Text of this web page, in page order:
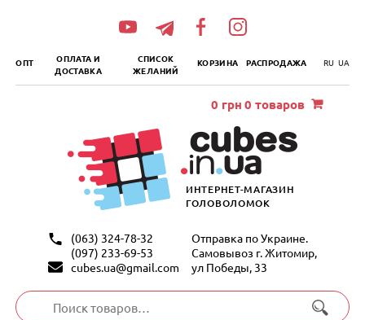
ОПТ
ОПЛАТА И
ДОСТАВКА
СПИСОК
ЖЕЛАНИЙ
КОРЗИНА РАСПРОДАЖА RU UA
ИНТЕРНЕТ-МАГАЗИН
ГОЛОВОЛОМОК
(063) 324-78-32
(097) 233-69-53
cubes.ua@gmail.com
Отправка по Украине.
Самовывоз г. Житомир,
ул Победы, 33
Искать:
0 грн 0 товаров